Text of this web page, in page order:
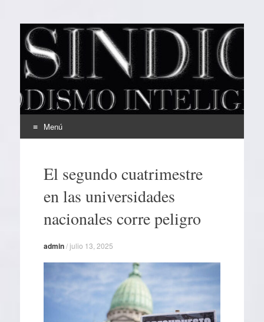
EL SINDICAL
Periodismo Inteligente
Menú
contenidoEl segundo cuatrimestre
en las universidades
nacionales corre peligro
admin/julio 13, 2025